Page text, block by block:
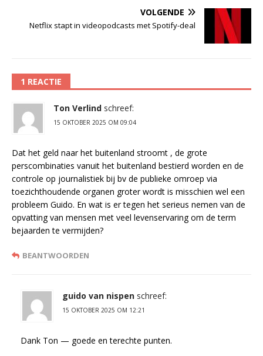
VOLGENDE
Netflix stapt in videopodcasts met Spotify-deal
1 REACTIE
Ton Verlind schreef:
15 OKTOBER 2025 OM 09:04
Dat het geld naar het buitenland stroomt , de grote
perscombinaties vanuit het buitenland bestierd worden en de
controle op journalistiek bij bv de publieke omroep via
toezichthoudende organen groter wordt is misschien wel een
probleem Guido. En wat is er tegen het serieus nemen van de
opvatting van mensen met veel levenservaring om de term
bejaarden te vermijden?
BEANTWOORDEN
guido van nispen schreef:
15 OKTOBER 2025 OM 12:21
Dank Ton — goede en terechte punten.